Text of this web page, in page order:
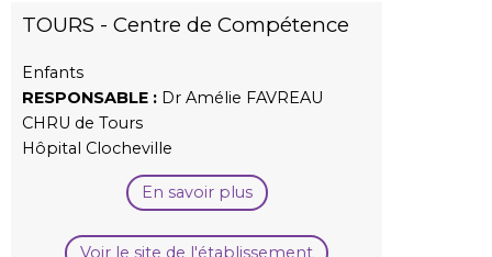
TOURS - Centre de Compétence
Enfants
RESPONSABLE : Dr Amélie FAVREAU
CHRU de Tours
Hôpital Clocheville
En savoir plus
Voir le site de l'établissement